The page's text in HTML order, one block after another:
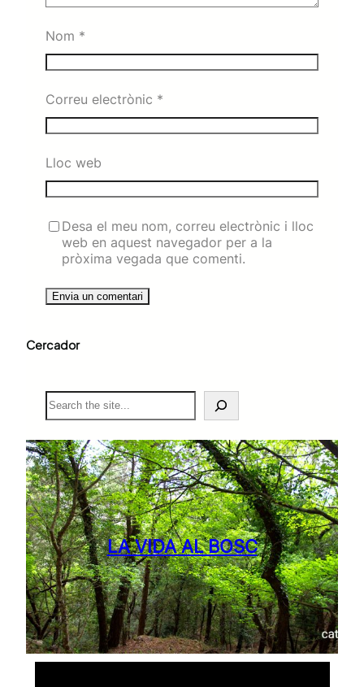
Nom *
Correu electrònic *
Lloc web
Desa el meu nom, correu electrònic i lloc
web en aquest navegador per a la
pròxima vegada que comenti.
Cercador
S
e
r
c
h
LA VIDA AL BOSC